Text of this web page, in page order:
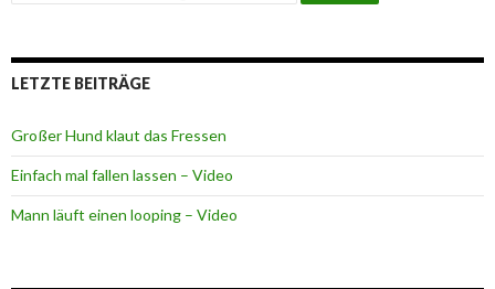
LETZTE BEITRÄGE
Großer Hund klaut das Fressen
Einfach mal fallen lassen – Video
Mann läuft einen looping – Video